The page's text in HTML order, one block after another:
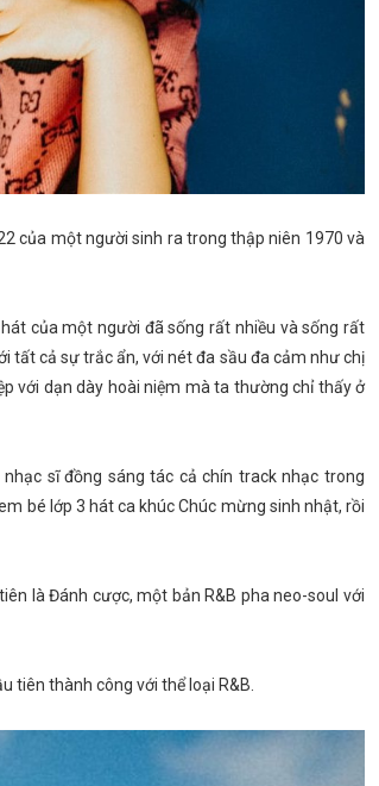
của một người sinh ra trong thập niên 1970 và
của một người đã sống rất nhiều và sống rất
tất cả sự trắc ẩn, với nét đa sầu đa cảm như chị
với dạn dày hoài niệm mà ta thường chỉ thấy ở
sĩ đồng sáng tác cả chín track nhạc trong
bé lớp 3 hát ca khúc Chúc mừng sinh nhật, rồi
là Đánh cược, một bản R&B pha neo-soul với
tiên thành công với thể loại R&B.